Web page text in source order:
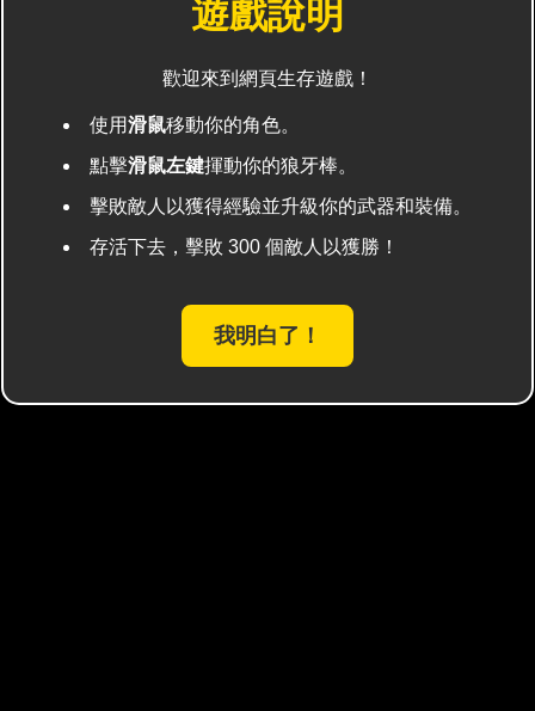
遊戲說明
歡迎來到網頁生存遊戲！
使用滑鼠移動你的角色。
點擊滑鼠左鍵揮動你的狼牙棒。
擊敗敵人以獲得經驗並升級你的武器和裝備。
存活下去，擊敗 300 個敵人以獲勝！
我明白了！